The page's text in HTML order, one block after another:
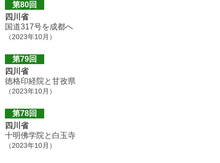
第80回
四川省
国道317号を成都へ
（2023年10月）
第79回
四川省
徳格印経院と甘孜県
（2023年10月）
第78回
四川省
十明佛学院と白玉寺
（2023年10月）